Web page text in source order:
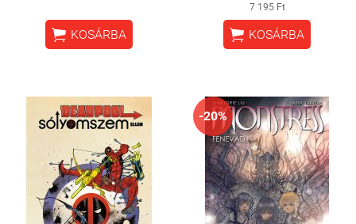
 KOSÁRBA
7 195 Ft
 KOSÁRBA
-20%